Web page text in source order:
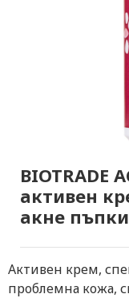
BIOTRADE
активен
акне
Активен крем,
проблемна кожа,